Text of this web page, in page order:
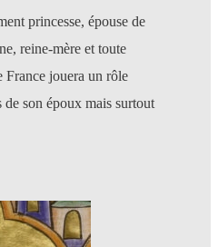
princesse, épouse de
reine-mère et toute
France jouera un rôle
son époux mais surtout